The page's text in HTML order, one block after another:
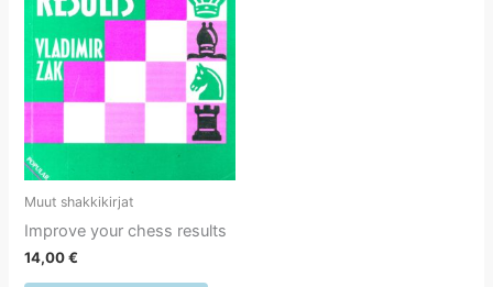
Muut shakkikirjat
Improve your chess results
14,00€